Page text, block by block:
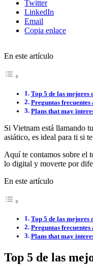
Twitter
LinkedIn
Email
Copia enlace
En este artículo
Top 5 de las
Preguntas
Plans that may
Si Vietnam está llamando
asiático, es ideal para ti si
Aquí te contamos sobre el
lo digital y moverte por
En este artículo
Top 5 de las
Preguntas
Plans that may
Top 5 de las